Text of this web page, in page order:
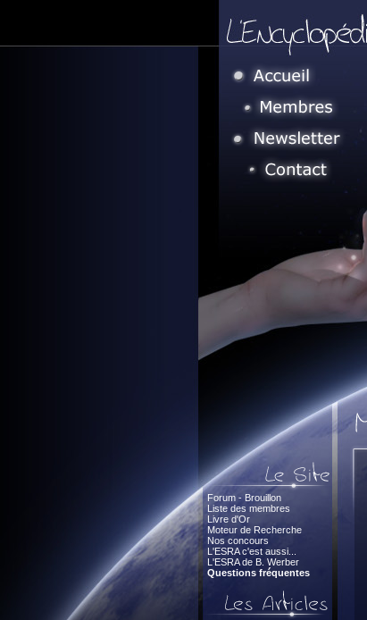
Forum - Brouillon
Liste des membres
Livre d'Or
Moteur de Recherche
Nos concours
L'ESRA c'est aussi...
L'ESRA de B. Werber
Questions fréquentes